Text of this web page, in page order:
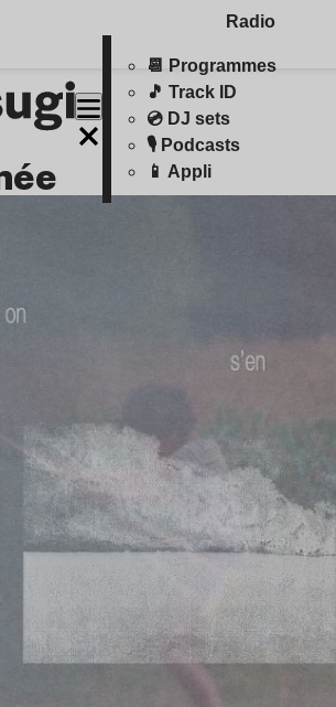
Radio
📆 Programmes
🎵 Track ID
💿 DJ sets
🎙️ Podcasts
📱 Appli